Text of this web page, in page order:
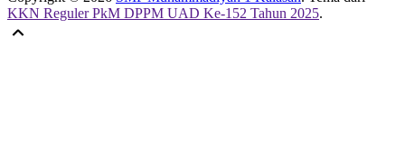
KKN Reguler PkM DPPM UAD Ke-152 Tahun 2025.